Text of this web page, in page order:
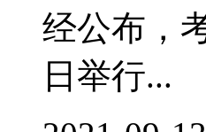
经公布，
日举行...